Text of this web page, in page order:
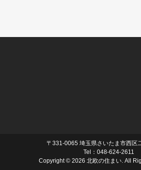
〒331-0065 埼玉県さいたま市西区
Tel：048-624-2611
Copyright © 2026 北欧の住まい. All